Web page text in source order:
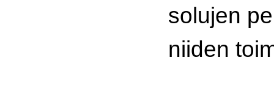
solujen
niiden